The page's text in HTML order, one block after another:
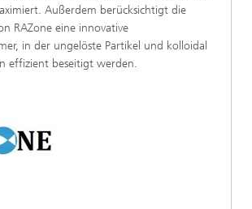
Außerdem berücksichtigt die
RAZone eine innovative
in der ungelöste Partikel und kolloidal
effizient beseitigt werden.